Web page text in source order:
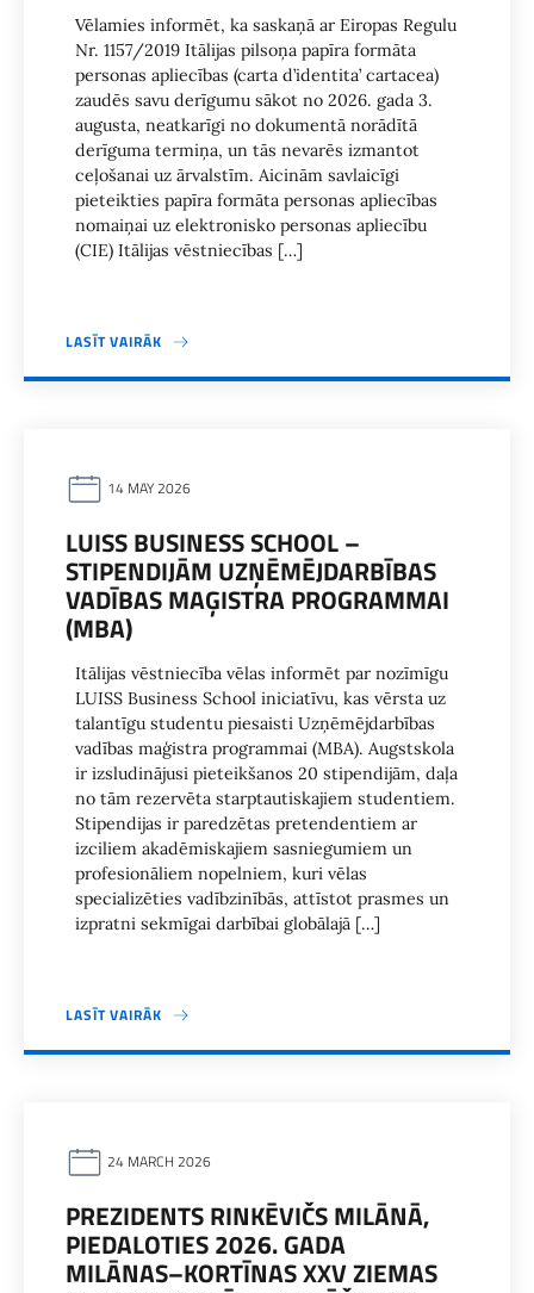
Vēlamies informēt, ka saskaņā ar Eiropas Regulu
Nr. 1157/2019 Itālijas pilsoņa papīra formāta
personas apliecības (carta d’identita’ cartacea)
zaudēs savu derīgumu sākot no 2026. gada 3.
augusta, neatkarīgi no dokumentā norādītā
derīguma termiņa, un tās nevarēs izmantot
ceļošanai uz ārvalstīm. Aicinām savlaicīgi
pieteikties papīra formāta personas apliecības
nomaiņai uz elektronisko personas apliecību
(CIE) Itālijas vēstniecības […]
LASĪT VAIRĀK
14 MAY 2026
LUISS BUSINESS SCHOOL –
STIPENDIJĀM UZŅĒMĒJDARBĪBAS
VADĪBAS MAĢISTRA PROGRAMMAI
(MBA)
Itālijas vēstniecība vēlas informēt par nozīmīgu
LUISS Business School iniciatīvu, kas vērsta uz
talantīgu studentu piesaisti Uzņēmējdarbības
vadības maģistra programmai (MBA). Augstskola
ir izsludinājusi pieteikšanos 20 stipendijām, daļa
no tām rezervēta starptautiskajiem studentiem.
Stipendijas ir paredzētas pretendentiem ar
izciliem akadēmiskajiem sasniegumiem un
profesionāliem nopelniem, kuri vēlas
specializēties vadībzinībās, attīstot prasmes un
izpratni sekmīgai darbībai globālajā […]
LASĪT VAIRĀK
24 MARCH 2026
PREZIDENTS RINKĒVIČS MILĀNĀ,
PIEDALOTIES 2026. GADA
MILĀNAS–KORTĪNAS XXV ZIEMAS